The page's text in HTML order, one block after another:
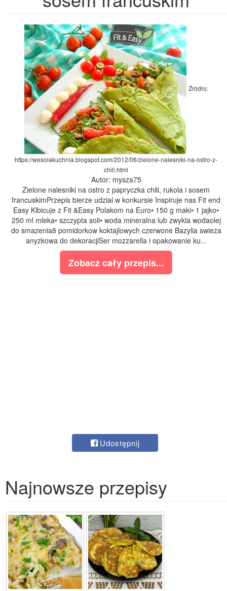
Źródło:
https://wesolakuchnia.blogspot.com/2012/06/zielone-nalesniki-na-ostro-z-
chili.html
Autor: mysza75
Zielone nalesniki na ostro z papryczka chili, rukola i sosem
francuskimPrzepis bierze udzial w konkursie Inspiruje nas Fit end
Easy Kibicuje z Fit &Easy Polakom na Euro• 150 g maki• 1 jajko•
250 ml mleka• szczypta soli• woda mineralna lub zwykla wodaolej
do smazenia8 pomidorkow koktajlowych czerwone Bazylia swieza
anyzkowa do dekoracjiSer mozzarella i opakowanie ku...
Zobacz cały przepis...
Udostępnij
Najnowsze przepisy